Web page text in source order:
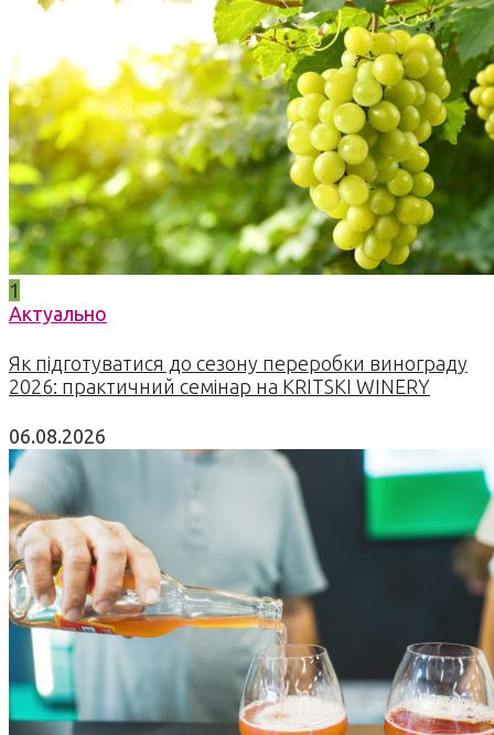
1
Актуально
Як підготуватися до сезону переробки винограду
2026: практичний семінар на KRITSKI WINERY
06.08.2026